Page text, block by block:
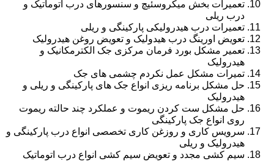
تعمیرات بخش میکروسئیچ و سنسورهای درب اتوماتیک و
درب ریلی
تعمیرات درب هیدرولیکی پارکینگی و ریلی
تعویض اورینگ درب هیدولیک و تعویض روغن هیدرولیک
تعمیر مشکل بورد فرمان مرکزی جک الکترمکانیک و
هیدرولیک
تمیرات مشکل عمل نکردم چشمی های جک
حل مشکل برنامه ریزی انواع جک های پارکینگی و ریلی و
هیدرولیک
حل مشکل ست کردن ریموت و عملکرد چند حالته ریموت
روی انواع جک پارکینگی
سرویس کاری و روزغن کاری تخصصی انواع درب پارکینگی و
هیدرولیک و ریلی
سیم کشی مجدد و تعویض سیم کشی انواع درب اتوماتیک